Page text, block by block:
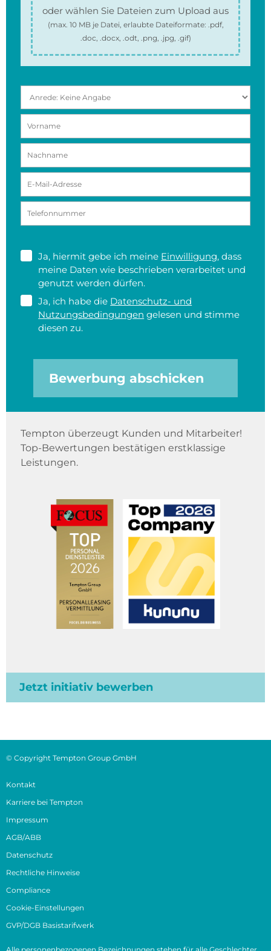
oder wählen Sie Dateien zum Upload aus
(max. 10 MBje Datei, erlaubte Dateiformate: .pdf,
.doc, .docx, .odt, .png, .jpg, .gif)
Ja, hiermit gebe ich meine Einwilligung, dass
meine Daten wie beschrieben verarbeitet und
genutzt werden dürfen.
Ja, ich habe die Datenschutz- und
Nutzungsbedingungen gelesen und stimme
diesen zu.
Bewerbung abschicken
Tempton überzeugt Kunden und Mitarbeiter!
Top-Bewertungen bestätigen erstklassige
Leistungen.
Jetzt initiativ bewerben
© Copyright Tempton Group GmbH
Kontakt
Karriere bei Tempton
Impressum
AGB/ABB
Datenschutz
Rechtliche Hinweise
Compliance
Cookie-Einstellungen
GVP/DGB Basistarifwerk